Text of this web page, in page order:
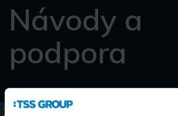
Návody a
podpora
Datasheety